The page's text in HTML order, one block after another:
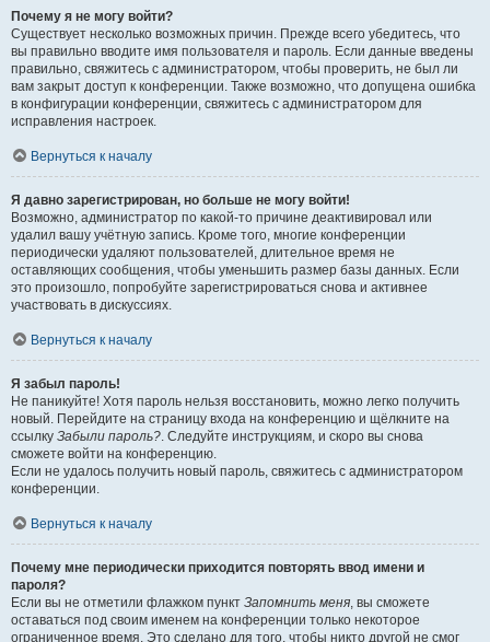
Почему я не могу войти?
Существует несколько возможных причин. Прежде всего убедитесь, что
вы правильно вводите имя пользователя и пароль. Если данные введены
правильно, свяжитесь с администратором, чтобы проверить, не был ли
вам закрыт доступ к конференции. Также возможно, что допущена ошибка
в конфигурации конференции, свяжитесь с администратором для
исправления настроек.
Вернуться к началу
Я давно зарегистрирован, но больше не могу войти!
Возможно, администратор по какой-то причине деактивировал или
удалил вашу учётную запись. Кроме того, многие конференции
периодически удаляют пользователей, длительное время не
оставляющих сообщения, чтобы уменьшить размер базы данных. Если
это произошло, попробуйте зарегистрироваться снова и активнее
участвовать в дискуссиях.
Вернуться к началу
Я забыл пароль!
Не паникуйте! Хотя пароль нельзя восстановить, можно легко получить
новый. Перейдите на страницу входа на конференцию и щёлкните на
ссылку Забыли пароль?. Следуйте инструкциям, и скоро вы снова
сможете войти на конференцию.
Если не удалось получить новый пароль, свяжитесь с администратором
конференции.
Вернуться к началу
Почему мне периодически приходится повторять ввод имени и
пароля?
Если вы не отметили флажком пункт Запомнить меня, вы сможете
оставаться под своим именем на конференции только некоторое
ограниченное время. Это сделано для того, чтобы никто другой не смог